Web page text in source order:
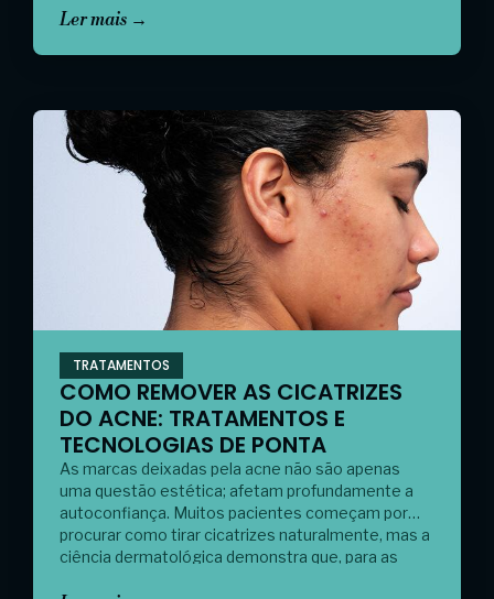
recorrer à cirurgia. Tecnologias como BodyFX Pro,
nova geração […]
Ler mais →
TRATAMENTOS
COMO REMOVER AS CICATRIZES
DO ACNE: TRATAMENTOS E
TECNOLOGIAS DE PONTA
As marcas deixadas pela acne não são apenas
uma questão estética; afetam profundamente a
autoconfiança. Muitos pacientes começam por
procurar como tirar cicatrizes naturalmente, mas a
ciência dermatológica demonstra que, para as